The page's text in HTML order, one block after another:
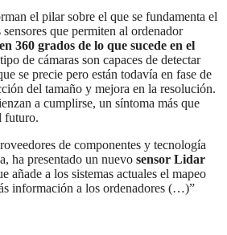
el pilar sobre el que se fundamenta el
que permiten al ordenador
360 grados de lo que sucede en el
de cámaras son capaces de detectar
se precie pero están todavía en fase de
del tamaño y mejora en la resolución.
a cumplirse, un síntoma más que
futuro.
de componentes y tecnología
ha presentado un nuevo sensor Lidar
añade a los sistemas actuales el mapeo
información a los ordenadores (…)”